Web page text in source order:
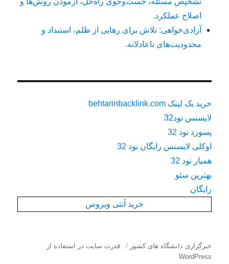
اصلاح عملکرد.
آزادی‌خواهی: تلاش برای رهایی از ظلم، استبداد و
محدودیت‌های ناعادلانه.
خرید بک لینک behtarinbacklink.com
لایسنس نود32
پسورد نود 32
اوکلی لایسنس رایگان نود 32
همیار نود 32
بهترین سئو
رایگان
خرید آنتی ویروس
خبرگزاری دانشگاه های کشور
قدرت سایت در استفاده از
WordPress